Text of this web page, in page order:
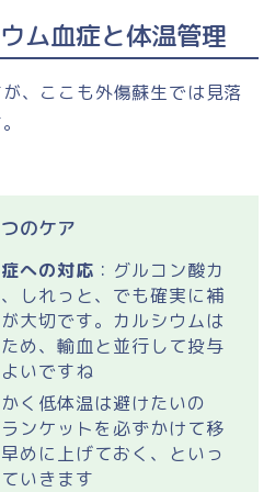
ム血症と体温管理
、ここも外傷蘇生では見落
のケア
への対応 ：グルコン酸カ
しれっと、でも確実に補
大切です。カルシウムは
め、輸血と並行して投与
いですね
かく低体温は避けたいの
ンケットを必ずかけて移
めに上げておく、といっ
いきます